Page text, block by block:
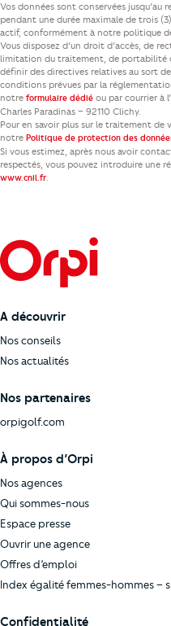
Vos données sont conservées
pendant une durée maximale de trois
actif, conformément à notre politique
Vous disposez d’un droit d’accès, de
limitation du traitement, de portabilité
définir des directives relatives au sort
conditions prévues par la
notre formulaire dédié ou par courrier à
Charles Paradinas – 92110 Clichy.
Pour en savoir plus sur le traitement de
notre Politique de protection des
Si vous estimez, après nous avoir
respectés, vous pouvez introduire une
www.cnil.fr.
A découvrir
Nos conseils
Nos actualités
Nos partenaires
orpigolf.com
À propos d’Orpi
Nos agences
Qui sommes-nous
Espace presse
Ouvrir une agence
Offres d’emploi
Index égalité femmes-hommes –
Confidentialité